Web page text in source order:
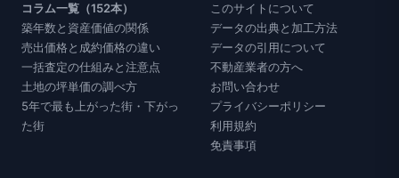
コラム一覧（152本）
築年数と資産価値の関係
売出価格と成約価格の違い
一括査定の仕組みと注意点
土地の坪単価の調べ方
5年で最も上がった街・下がっ
た街
このサイトについて
データの出典と加工方法
データの引用について
不動産業者の方へ
お問い合わせ
プライバシーポリシー
利用規約
免責事項